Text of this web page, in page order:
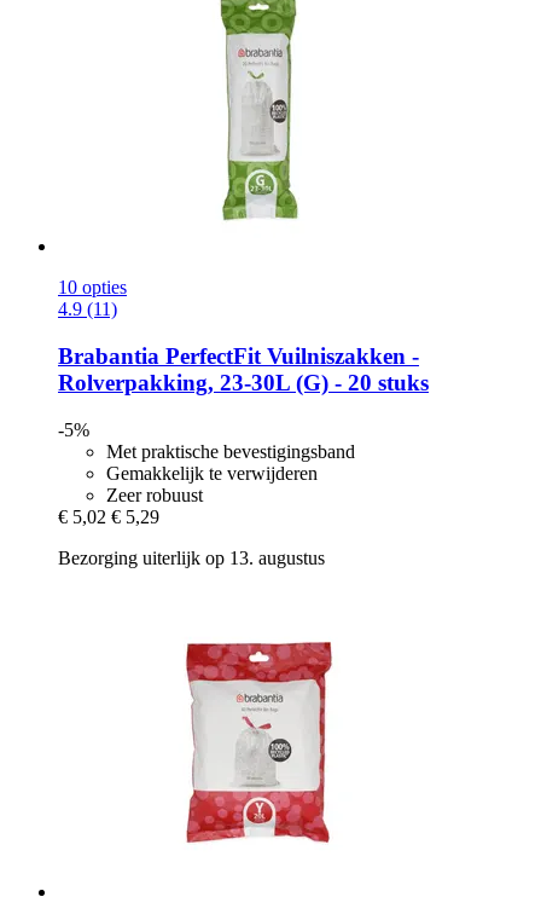
10 opties
4.9 (11)
Brabantia PerfectFit Vuilniszakken -​
Rolverpakking, 23-​30L (G) -​ 20 stuks
-5%
Met praktische bevestigingsband
Gemakkelijk te verwijderen
Zeer robuust
€ 5,02 € 5,29
Bezorging uiterlijk op 13. augustus